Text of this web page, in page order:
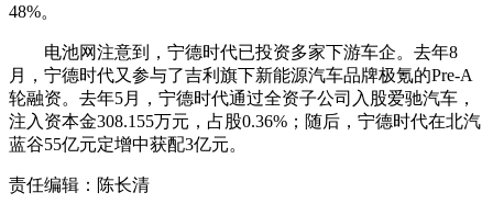
48%。
电池网注意到，宁德时代已投资多家下游车企。去年8
月，宁德时代又参与了吉利旗下新能源汽车品牌极氪的Pre-A
轮融资。去年5月，宁德时代通过全资子公司入股爱驰汽车，
注入资本金308.155万元，占股0.36%；随后，宁德时代在北汽
蓝谷55亿元定增中获配3亿元。
责任编辑：陈长清